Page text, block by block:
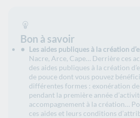
Bon à savoir
Les aides publiques à la création
Nacre, Arce, Cape… Derrière ces
des aides publiques à la création
de pouce dont vous pouvez
différentes formes : exonération
pendant la première année
accompagnement à la création…
ces aides et leurs conditions